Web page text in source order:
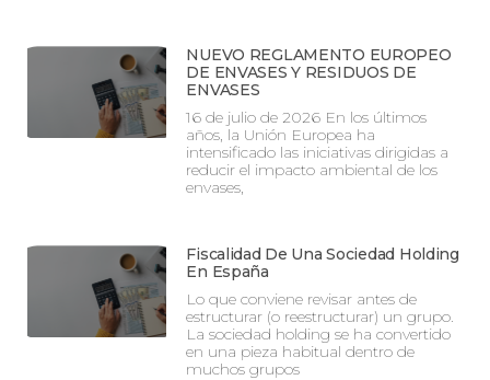
NUEVO REGLAMENTO EUROPEO
DE ENVASES Y RESIDUOS DE
ENVASES
16 de julio de 2026 En los últimos
años, la Unión Europea ha
intensificado las iniciativas dirigidas a
reducir el impacto ambiental de los
envases,
Fiscalidad De Una Sociedad Holding
En España
Lo que conviene revisar antes de
estructurar (o reestructurar) un grupo.
La sociedad holding se ha convertido
en una pieza habitual dentro de
muchos grupos